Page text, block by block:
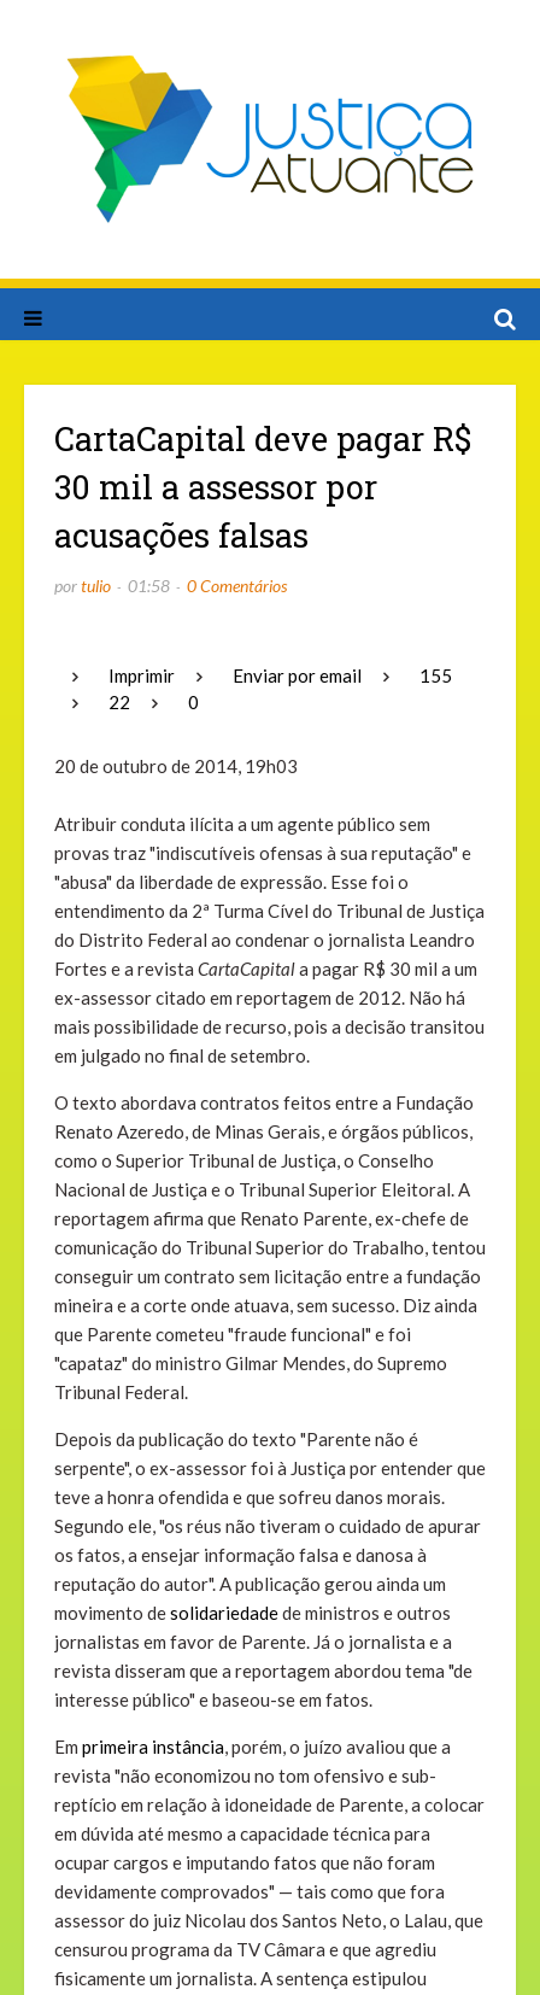
CartaCapital deve pagar R$
30 mil a assessor por
acusações falsas
portulio 01:58 0 Comentários
Imprimir Enviar por email
155
22
0
20 de outubro de 2014, 19h03
Atribuir conduta ilícita a um agente público sem
provas traz "indiscutíveis ofensas à sua reputação" e
"abusa" da liberdade de expressão. Esse foi o
entendimento da 2ª Turma Cível do Tribunal de Justiça
do Distrito Federal ao condenar o jornalista Leandro
Fortes e a revista CartaCapitala pagar R$ 30 mil a um
ex-assessor citado em reportagem de 2012. Não há
mais possibilidade de recurso, pois a decisão transitou
em julgado no final de setembro.
O texto abordava contratos feitos entre a Fundação
Renato Azeredo, de Minas Gerais, e órgãos públicos,
como o Superior Tribunal de Justiça, o Conselho
Nacional de Justiça e o Tribunal Superior Eleitoral. A
reportagem afirma que Renato Parente, ex-chefe de
comunicação do Tribunal Superior do Trabalho, tentou
conseguir um contrato sem licitação entre a fundação
mineira e a corte onde atuava, sem sucesso. Diz ainda
que Parente cometeu "fraude funcional" e foi
"capataz" do ministro Gilmar Mendes, do Supremo
Tribunal Federal.
Depois da publicação do texto "Parente não é
serpente", o ex-assessor foi à Justiça por entender que
teve a honra ofendida e que sofreu danos morais.
Segundo ele, "os réus não tiveram o cuidado de apurar
os fatos, a ensejar informação falsa e danosa à
reputação do autor". A publicação gerou ainda um
movimento desolidariedadede ministros e outros
jornalistas em favor de Parente. Já o jornalista e a
revista disseram que a reportagem abordou tema "de
interesse público" e baseou-se em fatos.
Em primeira instância, porém, o juízo avaliou que a
revista "não economizou no tom ofensivo e sub-
reptício em relação à idoneidade de Parente, a colocar
em dúvida até mesmo a capacidade técnica para
ocupar cargos e imputando fatos que não foram
devidamente comprovados" — tais como que fora
assessor do juiz Nicolau dos Santos Neto, o Lalau, que
censurou programa da TV Câmara e que agrediu
fisicamente um jornalista. A sentença estipulou